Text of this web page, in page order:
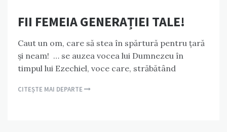
FII FEMEIA GENERAȚIEI TALE!
Caut un om, care să stea în spărtură pentru țară
și neam! … se auzea vocea lui Dumnezeu în
timpul lui Ezechiel, voce care, străbătând
CITEȘTE MAI DEPARTE